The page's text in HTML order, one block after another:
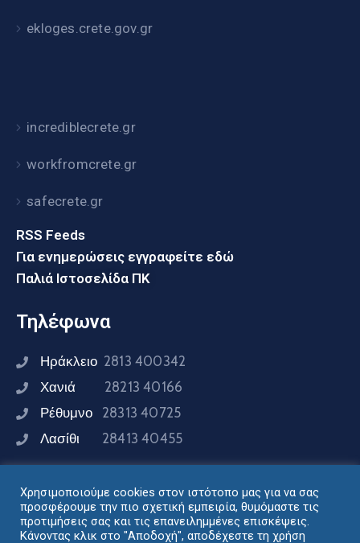
ekloges.crete.gov.gr
incrediblecrete.gr
workfromcrete.gr
safecrete.gr
RSS Feeds
Για ενημερώσεις εγγραφείτε εδώ
Παλιά Ιστοσελίδα ΠΚ
Τηλέφωνα
Ηράκλειο 2813 400342
Χανιά 28213 40166
Ρέθυμνο 28313 40725
Λασίθι 28413 40455
Συνδεθείτε μαζί μας
Χρησιμοποιούμε cookies στον ιστότοπο μας για να σας
προσφέρουμε την πιο σχετική εμπειρία, θυμόμαστε τις
προτιμήσεις σας και τις επανειλημμένες επισκέψεις.
Κάνοντας κλικ στο "Αποδοχή", αποδέχεστε τη χρήση